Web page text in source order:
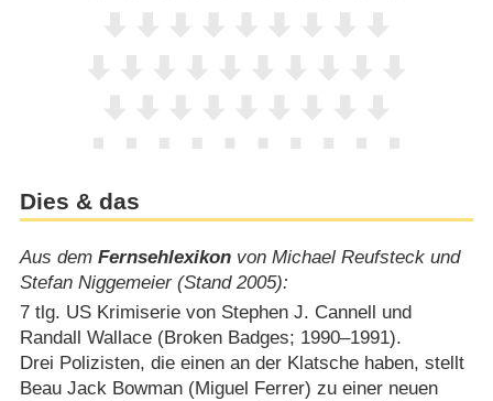
Dies & das
Aus dem Fernsehlexikonvon Michael Reufsteck und
Stefan Niggemeier (Stand 2005):
7 tlg. US Krimiserie von Stephen J. Cannell und
Randall Wallace (Broken Badges; 1990⁠–⁠1991).
Drei Polizisten, die einen an der Klatsche haben, stellt
Beau Jack Bowman (Miguel Ferrer) zu einer neuen